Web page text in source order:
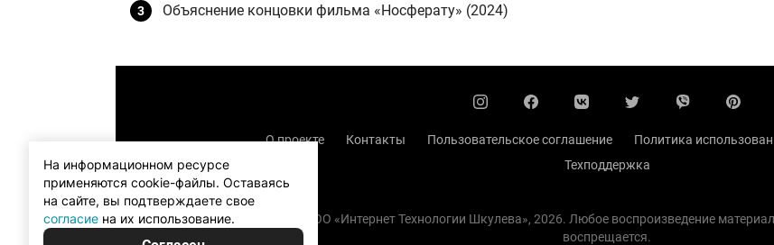
Объяснение концовки фильма «Носферату» (2024)
О проекте Контакты Пользовательское соглашение Политика
Техподдержка
Copyright (с) TOO «Интернет Технологии Шкулева», 2026. Любое воспроизведение
воспрещается.
На информационном ресурсе
применяются cookie-файлы. Оставаясь
на сайте, вы подтверждаете свое
согласие на их использование.